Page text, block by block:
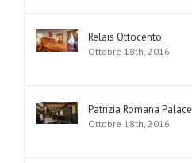
Relais Ottocento
Ottobre 18th, 2016
Patrizia Romana Palace
Ottobre 18th, 2016